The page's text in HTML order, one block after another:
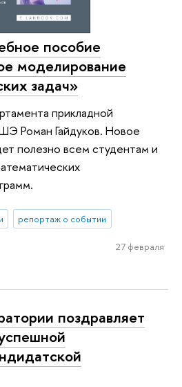
пособие
моделирование
задач»
прикладной
Роман Гайдуков. Новое
полезно всем студентам и
репортаж о событии
27 февраля
поздравляет